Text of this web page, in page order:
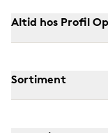
Altid hos Profil
Sortiment